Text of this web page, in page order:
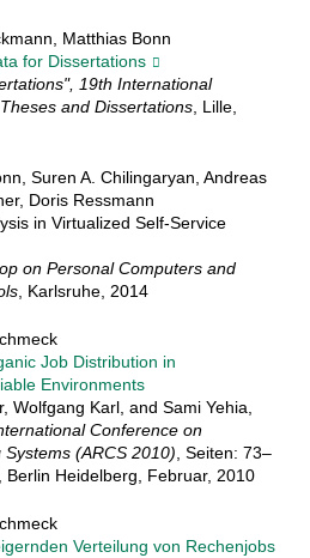
Matthias Bonn
for Dissertations
19th International
and Dissertations, Lille,
Suren A. Chilingaryan, Andreas
Doris Ressmann
in Virtualized Self-Service
on Personal Computers and
, Karlsruhe, 2014
Job Distribution in
Environments
Wolfgang Karl, and Sami Yehia,
Conference on
(ARCS 2010), Seiten: 73–
Berlin Heidelberg, Februar, 2010
Verteilung von Rechenjobs